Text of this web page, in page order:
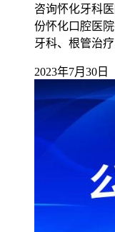
咨询怀化牙科
份怀化口腔医
牙科、根管治
2023年7月30日